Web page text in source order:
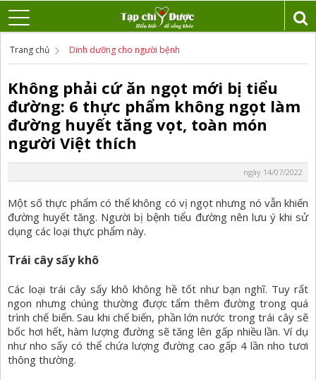
Trang chủ Dinh dưỡng cho người bệnh
Không phải cứ ăn ngọt mới bị tiểu
đường: 6 thực phẩm không ngọt làm
đường huyết tăng vọt, toàn món
người Việt thích
ngày 14/07/2022
Một số thực phẩm có thể không có vị ngọt nhưng nó vẫn khiến
đường huyết tăng. Người bị bệnh tiểu đường nên lưu ý khi sử
dụng các loại thực phẩm này.
Trái cây sấy khô
Các loại trái cây sấy khô không hề tốt như bạn nghĩ. Tuy rất
ngon nhưng chúng thường được tẩm thêm đường trong quá
trình chế biến. Sau khi chế biến, phần lớn nước trong trái cây sẽ
bốc hơi hết, hàm lượng đường sẽ tăng lên gấp nhiều lần. Ví dụ
như nho sấy có thể chứa lượng đường cao gấp 4 lần nho tươi
thông thường.